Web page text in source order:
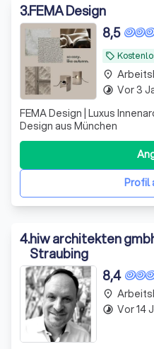
3.FEMA Design
local_offer
8,5
FEMA Design | Luxus
Design aus München
Profil
place
timelapse Vor 3
4.hiw architekten
Straubing
8,4
place
timelapse Vor 14